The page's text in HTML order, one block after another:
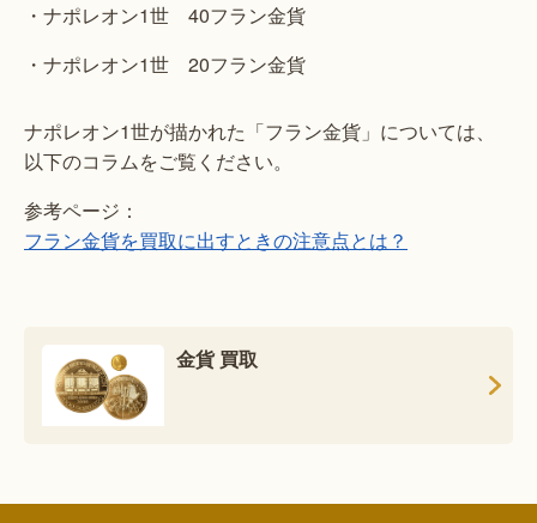
・ナポレオン1世 40フラン金貨
・ナポレオン1世 20フラン金貨
ナポレオン1世が描かれた「フラン金貨」については、
以下のコラムをご覧ください。
参考ページ：
フラン金貨を買取に出すときの注意点とは？
金貨 買取